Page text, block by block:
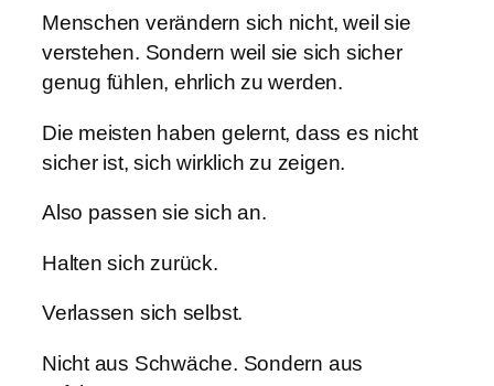
Menschen verändern sich nicht, weil sie
verstehen. Sondern weil sie sich sicher
genug fühlen, ehrlich zu werden.
Die meisten haben gelernt, dass es nicht
sicher ist, sich wirklich zu zeigen.
Also passen sie sich an.
Halten sich zurück.
Verlassen sich selbst.
Nicht aus Schwäche. Sondern aus